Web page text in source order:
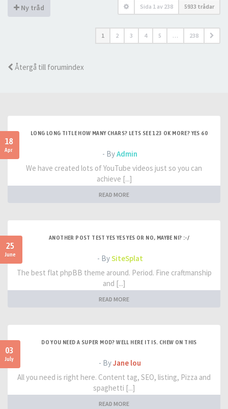
Ny tråd Sida 1 av 238 5933 trådar
1 2 3 4 5 … 238
Återgå till forumindex
18
Apr
LONG LONG TITLE HOW MANY CHARS? LETS SEE 123 OK MORE? YES 60
- ByAdmin
We have created lots of YouTube videos just so you can
achieve [...]
READ MORE
25
June
ANOTHER POST TEST YES YES YES OR NO, MAYBE NI? :-/
- BySiteSplat
The best flat phpBB theme around. Period. Fine craftmanship
and [...]
READ MORE
03
July
DO YOU NEED A SUPER MOD? WELL HERE IT IS. CHEW ON THIS
- ByJane lou
All you need is right here. Content tag, SEO, listing, Pizza and
spaghetti [...]
READ MORE